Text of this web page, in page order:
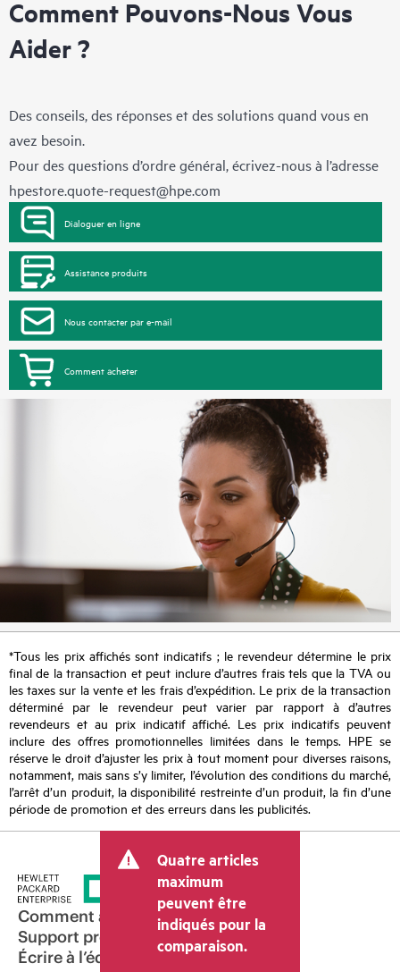
Comment Pouvons-Nous Vous
Aider ?
Des conseils, des réponses et des solutions quand vous en
avez besoin.
Pour des questions d’ordre général, écrivez-nous à l’adresse
hpestore.quote-request@hpe.com
Dialoguer en ligne
Assistance produits
Nous contacter par e-mail
Comment acheter
*Tous les prix affichés sont indicatifs ; le revendeur détermine le prix
final de la transaction et peut inclure d’autres frais tels que la TVA ou
les taxes sur la vente et les frais d’expédition. Le prix de la transaction
déterminé par le revendeur peut varier par rapport à d’autres
revendeurs et au prix indicatif affiché. Les prix indicatifs peuvent
inclure des offres promotionnelles limitées dans le temps. HPE se
réserve le droit d’ajuster les prix à tout moment pour diverses raisons,
notamment, mais sans s’y limiter, l’évolution des conditions du marché,
l’arrêt d’un produit, la disponibilité restreinte d’un produit, la fin d’une
période de promotion et des erreurs dans les publicités.
Quatre articles
maximum
peuvent être
indiqués pour la
comparaison.
Comment acheter
Support produit
Écrire à l’équipe commerciale